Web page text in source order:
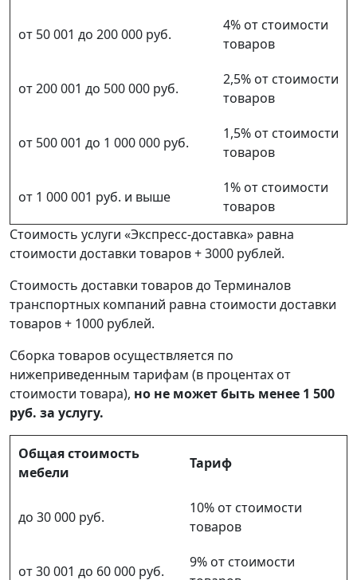
от 50 001 до 200 000 руб.
4% от стоимости
товаров
от 200 001 до 500 000 руб.
2,5% от стоимости
товаров
от 500 001 до 1 000 000 руб.
1,5% от стоимости
товаров
от 1 000 001 руб. и выше
1% от стоимости
товаров
Стоимость услуги «Экспресс-доставка» равна
стоимости доставки товаров + 3000 рублей.
Стоимость доставки товаров до Терминалов
транспортных компаний равна стоимости доставки
товаров + 1000 рублей.
Сборка товаров осуществляется по
нижеприведенным тарифам (в процентах от
стоимости товара), но не может быть менее 1 500
руб. за услугу.
Общая стоимость
мебели
Тариф
до 30 000 руб.
10% от стоимости
товаров
от 30 001 до 60 000 руб.
9% от стоимости